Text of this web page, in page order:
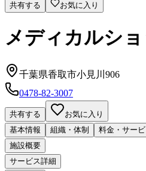
共有する お気に入り
メディカルシ
千葉県香取市小見川906
0478-82-3007
共有する
お気に入り
基本情報
組織・体制 料金・サービ
施設概要
サービス詳細